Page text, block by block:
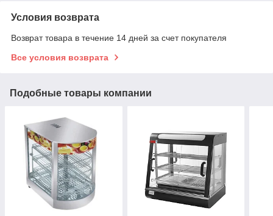
Условия возврата
Возврат товара в течение 14 дней за счет покупателя
Все условия возврата
Подобные товары компании